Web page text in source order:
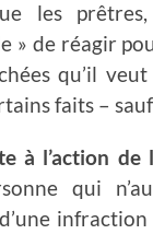
les
» de réagir
qu’il
faits –
à l’action de
qui